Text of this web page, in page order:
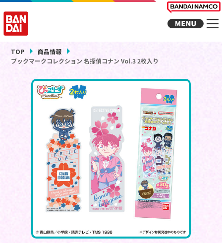
TOP
商品情報
ブックマークコレクション 名探偵コナン Vol.3 2枚入り